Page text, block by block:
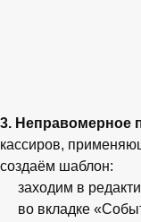
3. Неправомерное
кассиров,
создаём шаблон:
заходим в
во вкладке